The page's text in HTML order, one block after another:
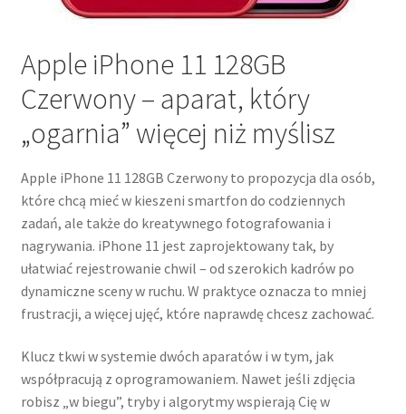
Apple iPhone 11 128GB
Czerwony – aparat, który
„ogarnia” więcej niż myślisz
Apple iPhone 11 128GB Czerwony to propozycja dla osób,
które chcą mieć w kieszeni smartfon do codziennych
zadań, ale także do kreatywnego fotografowania i
nagrywania. iPhone 11 jest zaprojektowany tak, by
ułatwiać rejestrowanie chwil – od szerokich kadrów po
dynamiczne sceny w ruchu. W praktyce oznacza to mniej
frustracji, a więcej ujęć, które naprawdę chcesz zachować.
Klucz tkwi w systemie dwóch aparatów i w tym, jak
współpracują z oprogramowaniem. Nawet jeśli zdjęcia
robisz „w biegu”, tryby i algorytmy wspierają Cię w